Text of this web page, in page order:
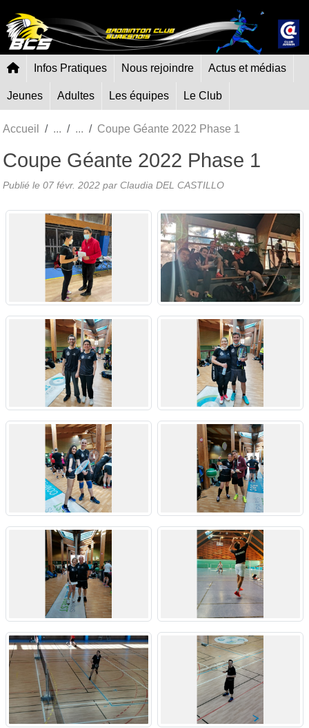
Infos Pratiques Nous rejoindre Actus et médias
Jeunes Adultes Les équipes Le Club
Accueil Coupe Géante 2022 Phase 1
Coupe Géante 2022 Phase 1
Publié le 07 févr. 2022 par Claudia DEL CASTILLO